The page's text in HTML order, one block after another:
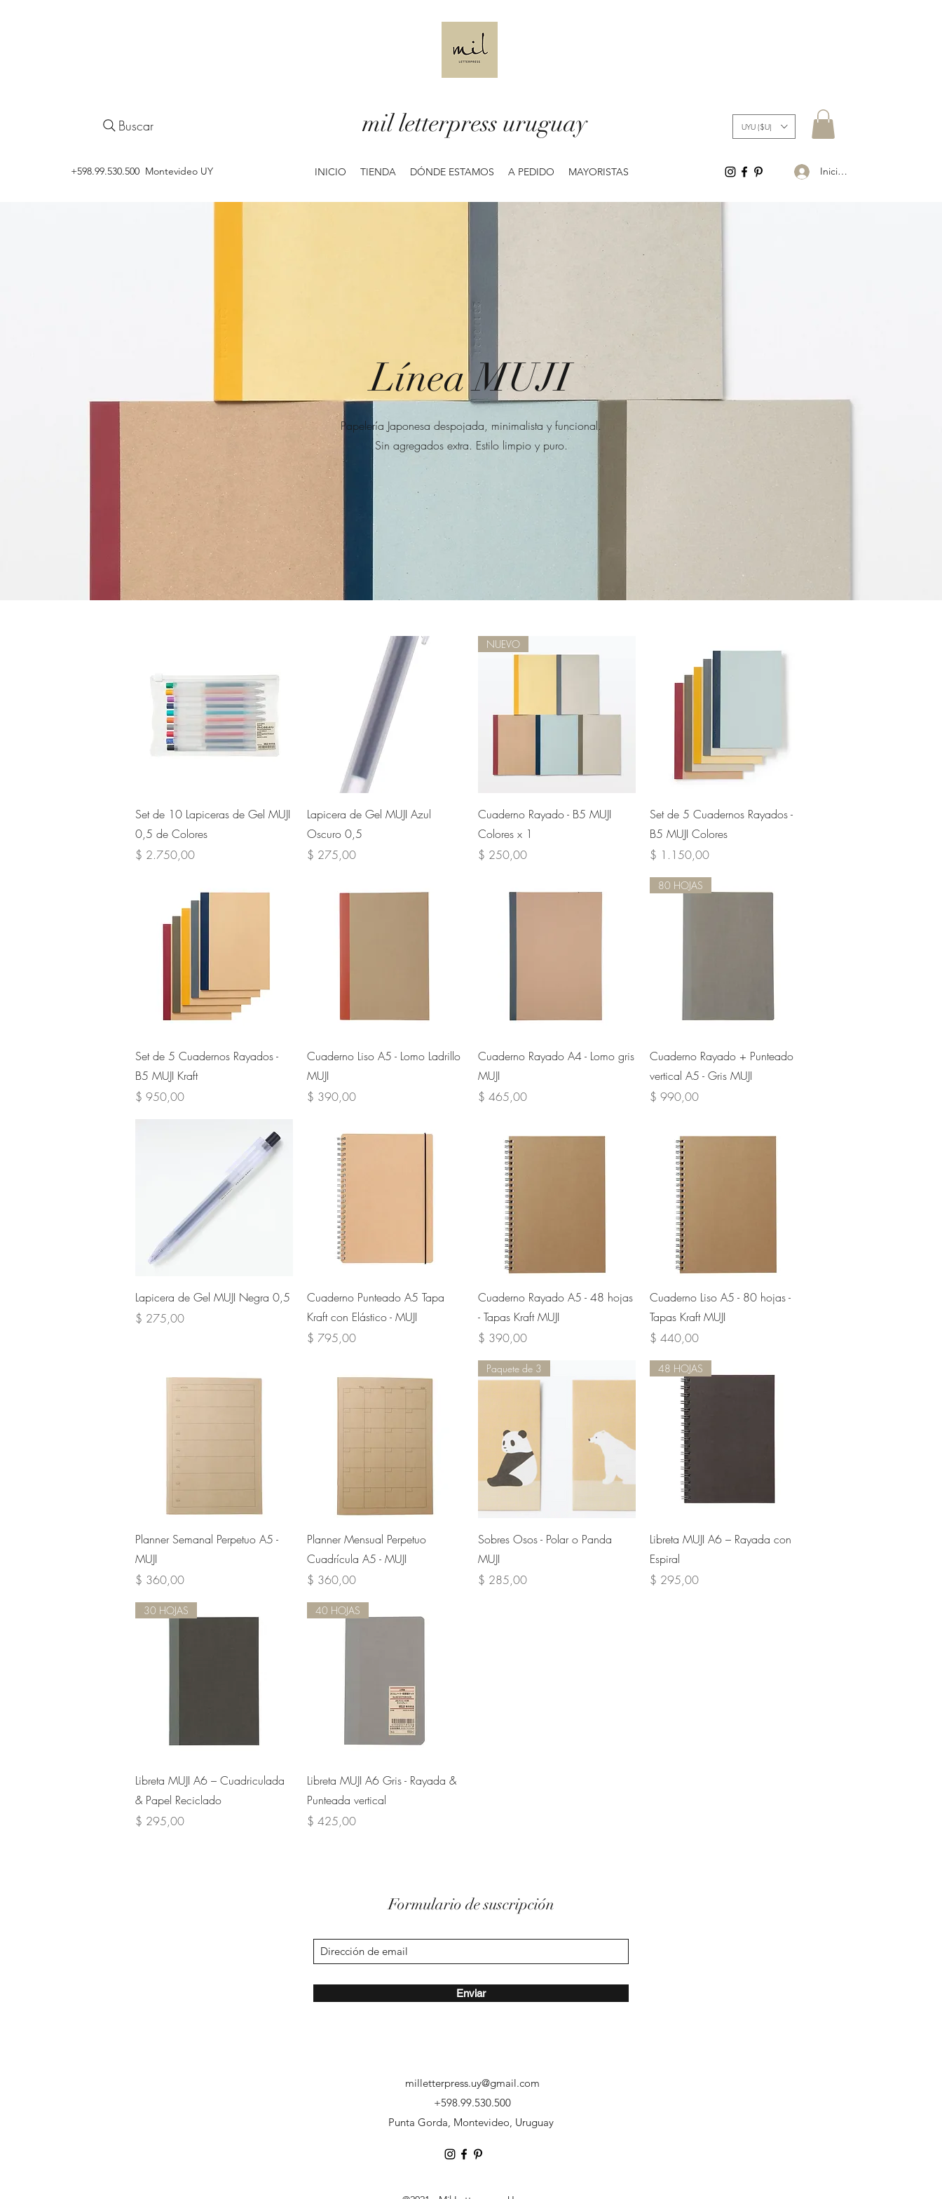
UYU ($U)
mil letterpress uruguay
Buscar
Iniciar sesión
INICIO TIENDA DÓNDE ESTAMOS A PEDIDO MAYORISTAS
‭+598.99.530.500 Montevideo UY
Línea MUJI
Papelería Japonesa despojada, minimalista y funcional.
Sin agregados extra. Estilo limpio y puro.
Vista rápida
Set de 10 Lapiceras de Gel MUJI
0,5 de Colores
Precio
$ 2.750,00
Vista rápida
Lapicera de Gel MUJI Azul
Oscuro 0,5
Precio
$ 275,00
Vista rápida
NUEVO
Cuaderno Rayado - B5 MUJI
Colores x 1
Precio
$ 250,00
Vista rápida
Set de 5 Cuadernos Rayados -
B5 MUJI Colores
Precio
$ 1.150,00
Vista rápida
Set de 5 Cuadernos Rayados -
B5 MUJI Kraft
Precio
$ 950,00
Vista rápida
Cuaderno Liso A5 - Lomo Ladrillo
MUJI
Precio
$ 390,00
Vista rápida
Cuaderno Rayado A4 - Lomo gris
MUJI
Precio
$ 465,00
Vista rápida
80 HOJAS
Cuaderno Rayado + Punteado
vertical A5 - Gris MUJI
Precio
$ 990,00
Vista rápida
Lapicera de Gel MUJI Negra 0,5
Precio
$ 275,00
Vista rápida
Cuaderno Punteado A5 Tapa
Kraft con Elástico - MUJI
Precio
$ 795,00
Vista rápida
Cuaderno Rayado A5 - 48 hojas
- Tapas Kraft MUJI
Precio
$ 390,00
Vista rápida
Cuaderno Liso A5 - 80 hojas -
Tapas Kraft MUJI
Precio
$ 440,00
Vista rápida
Planner Semanal Perpetuo A5 -
MUJI
Precio
$ 360,00
Vista rápida
Planner Mensual Perpetuo
Cuadrícula A5 - MUJI
Precio
$ 360,00
Vista rápida
Paquete de 3
Sobres Osos - Polar o Panda
MUJI
Precio
$ 285,00
Vista rápida
48 HOJAS
Libreta MUJI A6 – Rayada con
Espiral
Precio
$ 295,00
Vista rápida
30 HOJAS
Libreta MUJI A6 – Cuadriculada
& Papel Reciclado
Precio
$ 295,00
Vista rápida
40 HOJAS
Libreta MUJI A6 Gris - Rayada &
Punteada vertical
Precio
$ 425,00
Formulario de suscripción
Enviar
milletterpress.uy@gmail.com
‭+598.99.530.500
Punta Gorda, Montevideo, Uruguay